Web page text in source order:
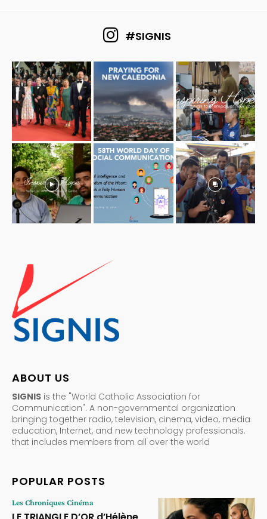
#SIGNIS
ABOUT US
SIGNIS is the "World Catholic Association for
Communication". A non-governmental organization
bringing together radio, television, cinema, video, media
education, Internet, and new technology professionals.
that includes members from all over the world
POPULAR POSTS
Les Chroniques Cinéma